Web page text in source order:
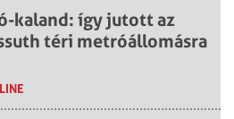
kaland: így jutott az
téri metróállomásra